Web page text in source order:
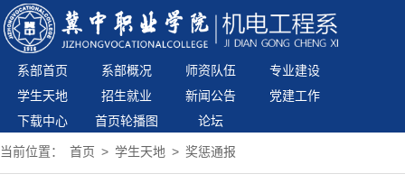
系部首页 系部概况 师资队伍
专业建设
学生天地
招生就业 新闻公告
党建工作
下载中心
首页轮播图 论坛
当前位置： 首页 > 学生天地 > 奖惩通报